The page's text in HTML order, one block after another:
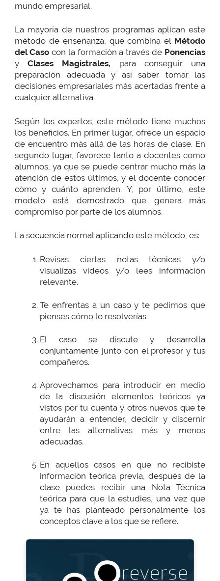
mundo empresarial.
La mayoría de nuestros programas aplican este
método de enseñanza, que combina el Método
del Casocon la formación a través de Ponencias
yClases Magistrales, para conseguir una
preparación adecuada y así saber tomar las
decisiones empresariales más acertadas frente a
cualquier alternativa.
Según los expertos, este método tiene muchos
los beneficios. En primer lugar, ofrece un espacio
de encuentro más allá de las horas de clase. En
segundo lugar, favorece tanto a docentes como
alumnos, ya que se puede centrar mucho más la
atención de estos últimos, y el docente conocer
cómo y cuánto aprenden. Y, por último, este
modelo está demostrado que genera más
compromiso por parte de los alumnos.
La secuencia normal aplicando este método, es:
Revisas ciertas notas técnicas y/o
visualizas videos y/o lees información
relevante.
Te enfrentas a un caso y te pedimos que
pienses cómo lo resolverías.
El caso se discute y desarrolla
conjuntamente junto con el profesor y tus
compañeros.
Aprovechamos para introducir en medio
de la discusión elementos teóricos ya
vistos por tu cuenta y otros nuevos que te
ayudarán a entender, decidir y discernir
entre las alternativas más y menos
adecuadas.
En aquellos casos en que no recibiste
información teórica previa, después de la
clase puedes recibir una Nota Técnica
teórica para que la estudies, una vez que
ya te has planteado personalmente los
conceptos clave a los que se refiere.